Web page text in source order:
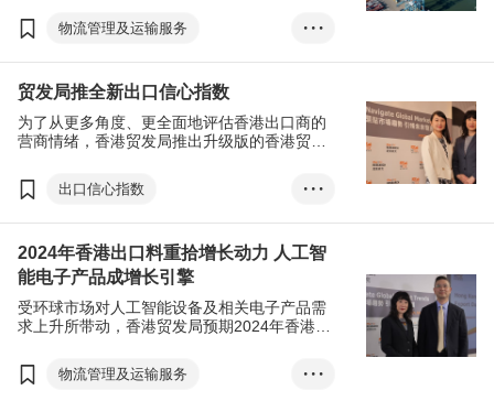
有运输方式。凡进入欧盟27国目的地以及挪
威、瑞士和北爱尔兰的货物，必需向ICS2提交
物流管理及运输服务
物流管理及运输服务
欧盟
• • •
贸发局推全新出口信心指数
为了从更多角度、更全面地评估香港出口商的
营商情绪，香港贸发局推出升级版的香港贸发
以及短期经济前景趋势。
出口信心指数
物流管理及运输服务
范婉儿
• • •
2024年香港出口料重拾增长动力 人工智
能电子产品成增长引擎
受环球市场对人工智能设备及相关电子产品需
求上升所带动，香港贸发局预期2024年香港出
长4至6%。虽然截至2023年10月，香港出口收
缩达11%，但2024年出口有望呈现复苏势头。
物流管理及运输服务
• • •